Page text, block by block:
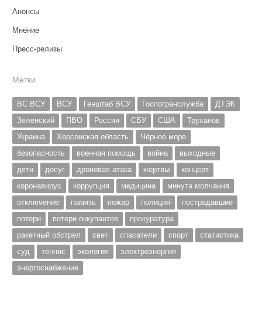
Анонсы
Мнение
Пресс-релизы
Метки
ВС ВСУ ВСУ Генштаб ВСУ Госпогранслужба
ДТЭК
Зеленский
ПВО Россия СБУ США
Труханов
Украина
Херсонская область
Чёрное море
безопасность
военная помощь война
выходные
дети
досуг дроновая атака жертвы
концерт
коронавирус
коррупция медицина
минута молчания
отключение
память пожар полиция
пострадавшие
потери
потери оккупантов
прокуратура
ракетный обстрел
свет спасатели спорт
статистика
суд
теннис экология
электроэнергия
энергоснабжение